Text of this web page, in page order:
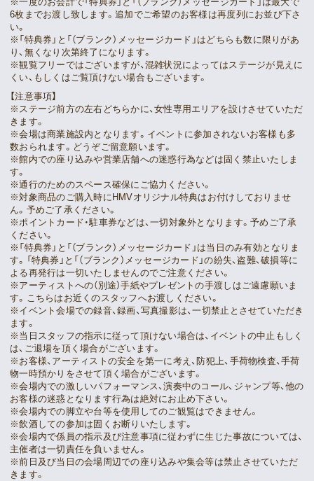
6枚までお渡し致します。追加でご希望のお客様は再度列にお並び下さ
い。
※「特典券」と「（ブランク）メッセージカード」はどちらも数に限りがあ
り、無くなり次第終了になります。
※観覧フリーではございますが、混雑状況によってはステージが見えに
くい、もしくはご覧頂けない場合もございます。
【注意事項】
※ステージ前方の左右どちらかに、女性専用エリアを設けさせていただ
きます。
※会場は商業施設内となります。イベントに参加されないお客様も多
数おられます。どうぞご留意願います。
※館内での座り込みや営業店舗への迷惑行為などは固く禁止いたしま
す。
※通行のためのスペース確保にご協力ください。
※対象商品のご購入時にHMVオリジナル特典はお付けしておりませ
ん。予めご了承ください。
※ポイントカード・駐車券などは、一切対象外となります。予めご了承
ください。
※「特典券」と「（ブランク）メッセージカード」は当日のみ有効となりま
す。「特典券」と「（ブランク）メッセージカード」の紛失、盗難、破損等に
よる再発行は一切いたしませんのでご注意ください。
※アーティストへの（別途）手紙やプレゼントの手渡しはご遠慮願いま
す。こちらはお近くのスタッフへお渡しください。
※イベント会場での録音、録画、写真撮影は、一切禁止とさせていただき
ます。
※当日スタッフの指示に従って頂けない場合は、イベントの中止もしく
は、ご退場を頂く場合がございます。
※お客様、アーティストの安全を第一に考え、防犯上、手荷物検査、手荷
物一時預かりをさせて頂く場合がございます。
※会場内での激しいパフォーマンス、演奏中のコール、ジャンプ等、他の
お客様の迷惑となります行為は絶対にお止め下さい。
※会場内での脚立や台等を使用してのご観覧はできません。
※飲酒しての参加は固くお断りいたします。
※会場内で係員の指示及び注意事項に従わずに生じた事故については、
主催者は一切責任を負いません。
※前日及び当日の会場周辺での座り込みや集会等は禁止させていただ
きます。